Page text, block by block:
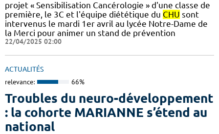
projet « Sensibilisation Cancérologie » d'une classe de
première, le 3C et l'équipe diététique du CHU sont
intervenus le mardi 1er avril au lycée Notre-Dame de
la Merci pour animer un stand de prévention
22/04/2025 02:00
ACTUALITÉS
relevance: 66%
Troubles du neuro-développement
: la cohorte MARIANNE s’étend au
national